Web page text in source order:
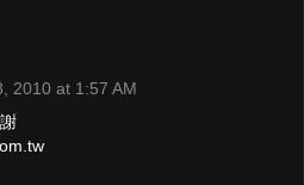
2010 at 1:57 AM